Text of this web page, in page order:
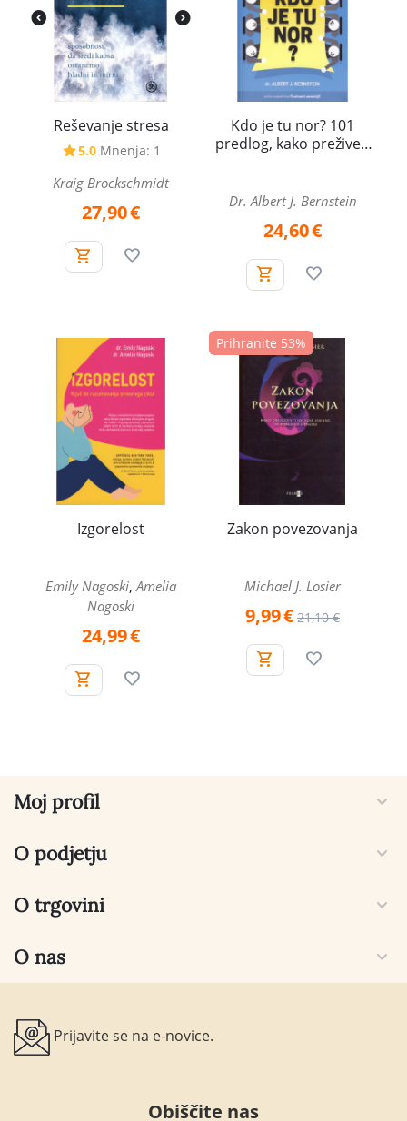
Reševanje stresa
5.0 Mnenja: 1
Kraig Brockschmidt
27,90€
Kdo je tu nor? 101
predlog, kako preživeti
Dr. Albert J. Bernstein
24,60€
Izgorelost
Emily Nagoski,Amelia
Nagoski
24,99€
Prihranite 53%
Zakon povezovanja
Michael J. Losier
9,99€ 21,10 €
Moj profil
O podjetju
O trgovini
O nas
Prijavite se na e-novice.
Obiščite nas